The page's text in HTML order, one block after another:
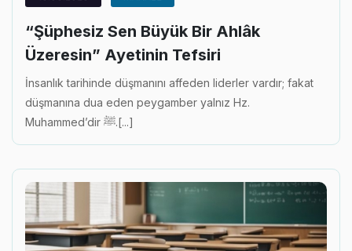
“Şüphesiz Sen Büyük Bir Ahlâk
Üzeresin” Ayetinin Tefsiri
İnsanlık tarihinde düşmanını affeden liderler vardır; fakat
düşmanına dua eden peygamber yalnız Hz.
Muhammed’dir ﷺ.[...]